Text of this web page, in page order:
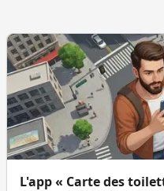
L'app « Carte des